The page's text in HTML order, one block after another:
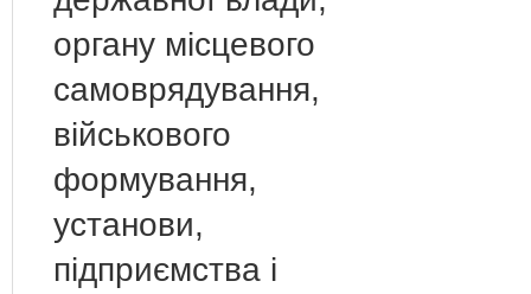
органу місцевого
самоврядування,
військового
формування,
установи,
підприємства і